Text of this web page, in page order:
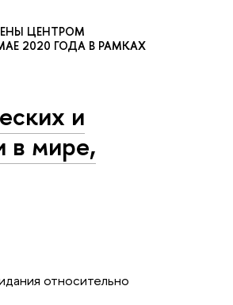
ЦЕНТРОМ
2020 ГОДА В РАМКАХ
и
в мире,
относительно